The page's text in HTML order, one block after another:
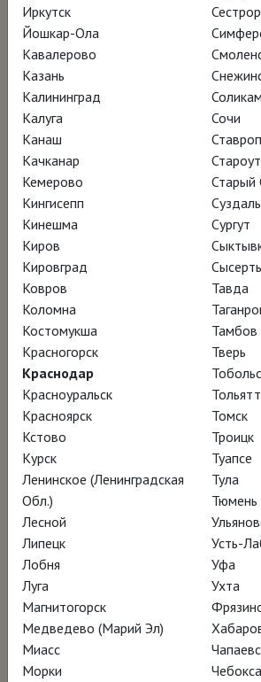
рассказ об уникальном музее
Денвере, хранящем около 94
его наследия.
НАГРАДЫ
Кинофестиваль Doc NYC –
программы
Международный
– участник программы
Смотреть онлайн за 370 ₽
Иркутск
Йошкар-Ола
Кавалерово
Казань
Калининград
Калуга
Канаш
Качканар
Кемерово
Кингисепп
Кинешма
Киров
Кировград
Ковров
Коломна
Костомукша
Красногорск
Краснодар
Красноуральск
Красноярск
Кстово
Курск
Ленинское (Ленинградская
Обл.)
Лесной
Липецк
Лобня
Луга
Магнитогорск
Медведево (Марий Эл)
Миасс
Морки
Сочи
Старый
Суздаль
Сургут
Сысерть
Тавда
Тамбов
Тверь
Томск
Троицк
Туапсе
Тула
Тюмень
Усть-
Уфа
Ухта